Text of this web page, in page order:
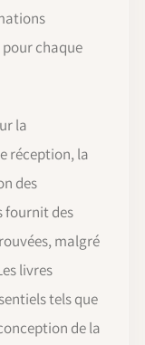
chaque
la
réception, la
des
fournit des
malgré
livres
tels que
de la